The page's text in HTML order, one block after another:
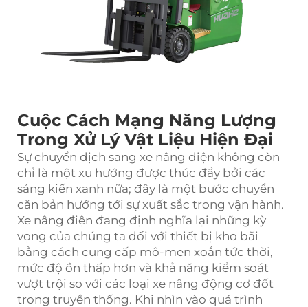
Cuộc Cách Mạng Năng Lượng
Trong Xử Lý Vật Liệu Hiện Đại
Sự chuyển dịch sang xe nâng điện không còn
chỉ là một xu hướng được thúc đẩy bởi các
sáng kiến xanh nữa; đây là một bước chuyển
căn bản hướng tới sự xuất sắc trong vận hành.
Xe nâng điện đang định nghĩa lại những kỳ
vọng của chúng ta đối với thiết bị kho bãi
bằng cách cung cấp mô-men xoắn tức thời,
mức độ ồn thấp hơn và khả năng kiểm soát
vượt trội so với các loại xe nâng động cơ đốt
trong truyền thống. Khi nhìn vào quá trình